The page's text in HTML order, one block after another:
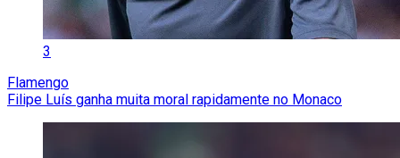
3
Flamengo
Filipe Luís ganha muita moral rapidamente no Monaco